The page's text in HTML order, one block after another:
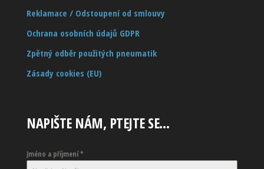
Reklamace / Odstoupení od smlouvy
Ochrana osobních údajů GDPR
Zpětný odběr použitých pneumatik
Zásady cookies (EU)
NAPIŠTE NÁM, PTEJTE SE…
Jméno a příjmení*